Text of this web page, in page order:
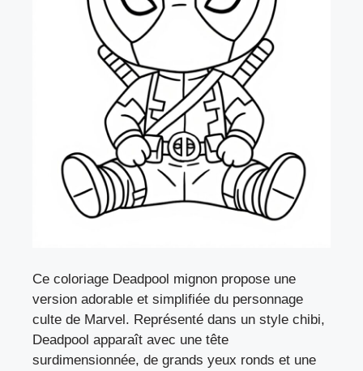
Ce coloriage Deadpool mignon propose une
version adorable et simplifiée du personnage
culte de Marvel. Représenté dans un style chibi,
Deadpool apparaît avec une tête
surdimensionnée, de grands yeux ronds et une